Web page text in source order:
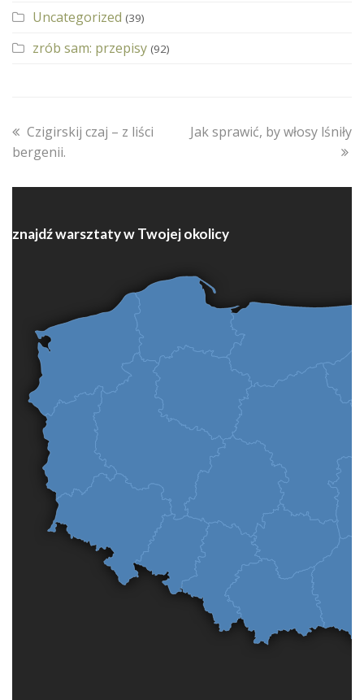
Uncategorized (39)
zrób sam: przepisy (92)
previous
post:
Czigirskij czaj – z liści
bergenii.
next
Jak sprawić, by włosy lśniły
znajdź warsztaty w Twojej okolicy